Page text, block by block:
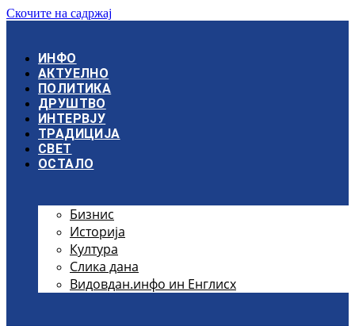
Скочите на садржај
ИНФО
АКТУЕЛНО
ПОЛИТИКА
ДРУШТВО
ИНТЕРВЈУ
ТРАДИЦИЈА
СВЕТ
ОСТАЛО
Бизнис
Историја
Култура
Слика дана
Видовдан.инфо ин Енглисх